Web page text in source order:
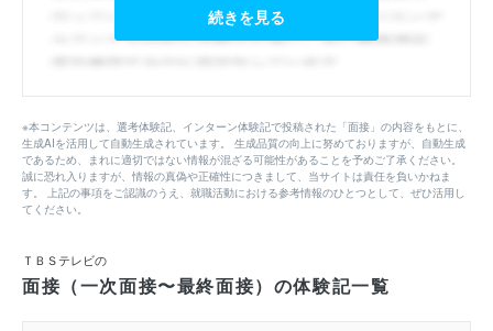
続きを見る
※本コンテンツは、選考体験記、インターン体験記で投稿された「面接」の内容をもとに、
生成AIを活用して自動生成されています。 生成品質の向上に努めておりますが、自動生成
であるため、まれに適切ではない情報が混ざる可能性があることを予めご了承ください。
誠に恐れ入りますが、情報の真偽や正確性につきまして、当サイトは責任を負いかねま
す。 上記の事項をご認識のうえ、就職活動における参考情報のひとつとして、ぜひ活用し
てください。
ＴＢＳテレビの
面接（一次面接〜最終面接）の体験記一覧